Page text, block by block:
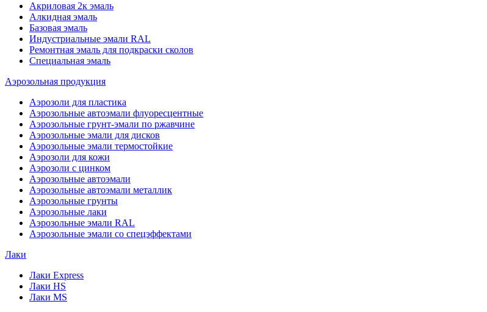
Акриловая 2к эмаль
Алкидная эмаль
Базовая эмаль
Индустриальные эмали RAL
Ремонтная эмаль для подкраски сколов
Специальная эмаль
Аэрозольная продукция
Аэрозоли для пластика
Аэрозольные автоэмали флуоресцентные
Аэрозольные грунт-эмали по ржавчине
Аэрозольные эмали для дисков
Аэрозольные эмали термостойкие
Аэрозоли для кожи
Аэрозоли с цинком
Аэрозольные автоэмали
Аэрозольные автоэмали металлик
Аэрозольные грунты
Аэрозольные лаки
Аэрозольные эмали RAL
Аэрозольные эмали со спецэффектами
Лаки
Лаки Express
Лаки HS
Лаки MS